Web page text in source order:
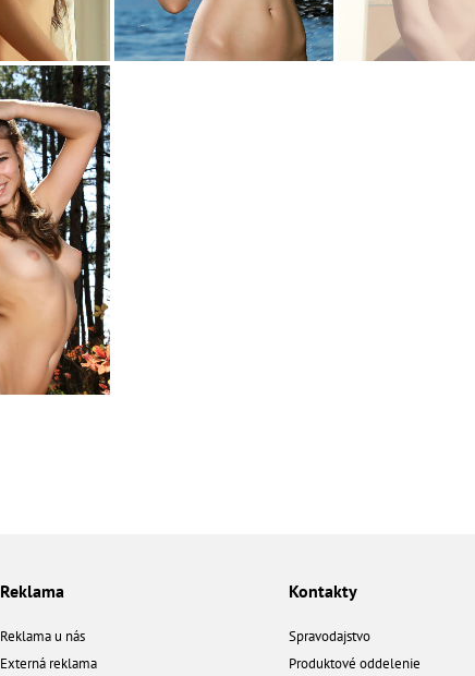
Reklama
Reklama u nás
Externá reklama
Kontakty
Spravodajstvo
Produktové oddelenie